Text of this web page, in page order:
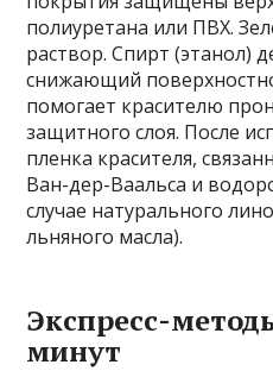
полиуретана или ПВХ.
раствор. Спирт (этанол)
снижающий
помогает красителю
защитного слоя. После
пленка красителя,
Ван-дер-Ваальса и
случае натурального
льняного масла).
Экспресс-
минут